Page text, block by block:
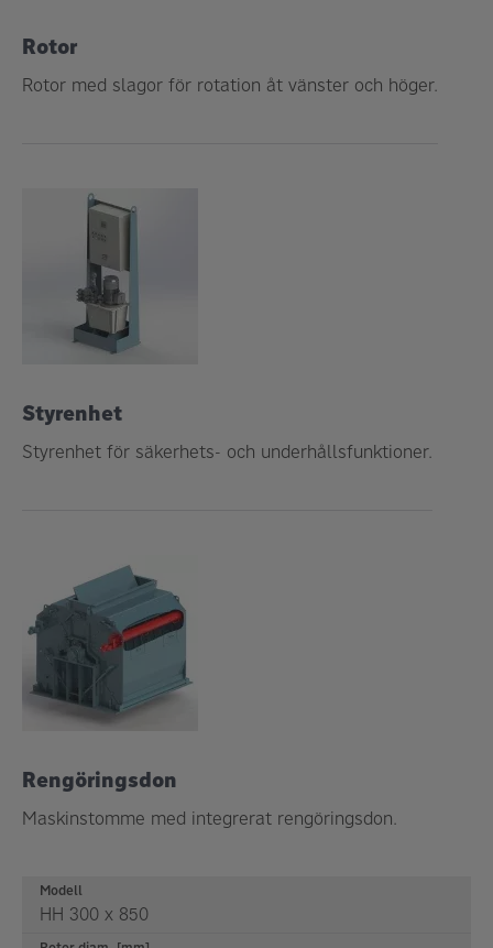
Rotor
Rotor med slagor för rotation åt vänster och höger.
Styrenhet
Styrenhet för säkerhets- och underhållsfunktioner.
Rengöringsdon
Maskinstomme med integrerat rengöringsdon.
Modell
HH 300 x 850